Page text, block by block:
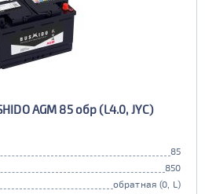
AGM 85 обр (L4.0, JYC)
85
850
обратная (0, L)